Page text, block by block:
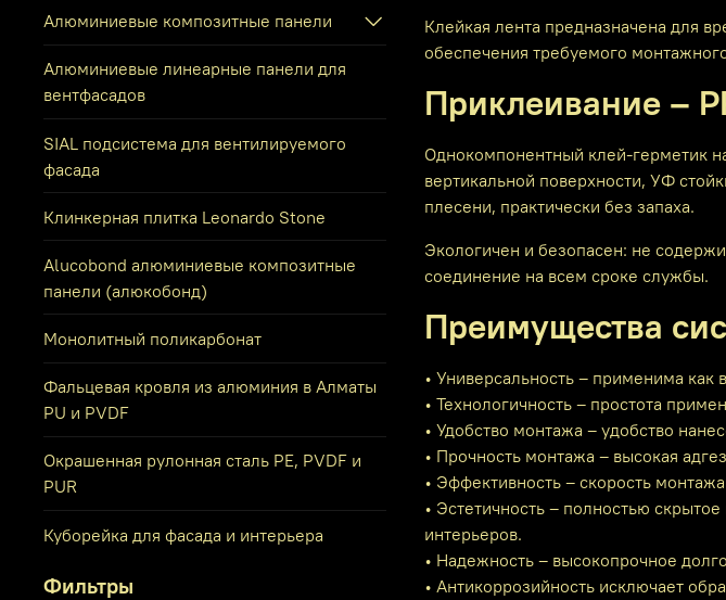
Клейкая лента предназначена для
обеспечения требуемого
Приклеивание –
Однокомпонентный клей-герметик
вертикальной поверхности, УФ
плесени, практически без запаха.
Экологичен и безопасен: не
соединение на всем сроке службы.
Преимущества
• Универсальность – применима как
• Технологичность – простота
• Удобство монтажа – удобство
• Прочность монтажа – высокая
• Эффективность – скорость
• Эстетичность – полностью
интерьеров.
• Надежность – высокопрочное
• Антикоррозийность исключает
Алюминиевые композитные панели
Алюминиевые линеарные панели для
вентфасадов
SIAL подсистема для вентилируемого
фасада
Клинкерная плитка Leonardo Stone
Alucobond алюминиевые композитные
панели (алюкобонд)
Монолитный поликарбонат
Фальцевая кровля из алюминия в Алматы
PU и PVDF
Окрашенная рулонная сталь PE, PVDF и
PUR
Куборейка для фасада и интерьера
Фильтры